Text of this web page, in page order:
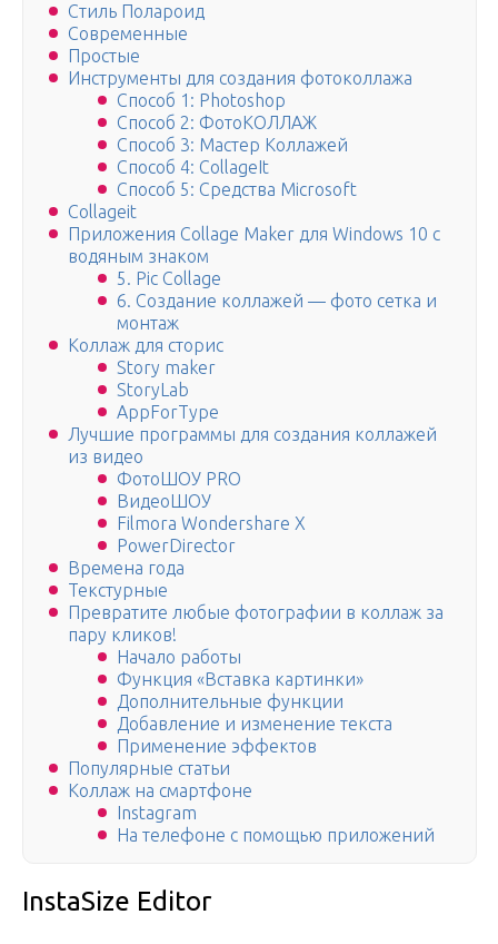
Стиль Полароид
Современные
Простые
Инструменты для создания фотоколлажа
Способ 1: Photoshop
Способ 2: ФотоКОЛЛАЖ
Способ 3: Мастер Коллажей
Способ 4: CollageIt
Способ 5: Средства Microsoft
Collageit
Приложения Collage Maker для Windows 10 с
водяным знаком
5. Pic Collage
6. Создание коллажей — фото сетка и
монтаж
Коллаж для сторис
Story maker
StoryLab
AppForType
Лучшие программы для создания коллажей
из видео
ФотоШОУ PRO
ВидеоШОУ
Filmora Wondershare X
PowerDirector
Времена года
Текстурные
Превратите любые фотографии в коллаж за
пару кликов!
Начало работы
Функция «Вставка картинки»
Дополнительные функции
Добавление и изменение текста
Применение эффектов
Популярные статьи
Коллаж на смартфоне
Instagram
На телефоне с помощью приложений
InstaSize Editor